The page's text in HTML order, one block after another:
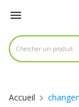

Accueil